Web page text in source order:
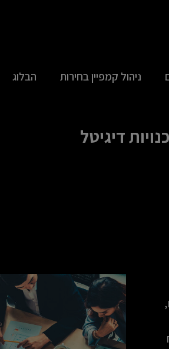
ניהול קמפיין בחירות הבלוג
דיגיטל